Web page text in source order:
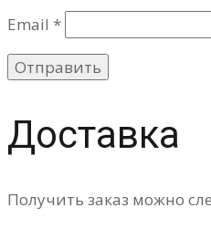
Email *
Доставка
Получить заказ можно